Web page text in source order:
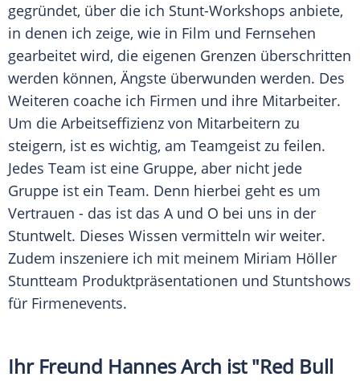
gegründet, über die ich Stunt-Workshops anbiete,
in denen ich zeige, wie in Film und Fernsehen
gearbeitet wird, die eigenen Grenzen überschritten
werden können, Ängste überwunden werden. Des
Weiteren coache ich Firmen und ihre Mitarbeiter.
Um die Arbeitseffizienz von Mitarbeitern zu
steigern, ist es wichtig, am Teamgeist zu feilen.
Jedes Team ist eine Gruppe, aber nicht jede
Gruppe ist ein Team. Denn hierbei geht es um
Vertrauen - das ist das A und O bei uns in der
Stuntwelt. Dieses Wissen vermitteln wir weiter.
Zudem inszeniere ich mit meinem Miriam Höller
Stuntteam Produktpräsentationen und Stuntshows
für Firmenevents.
Ihr Freund Hannes Arch ist "Red Bull